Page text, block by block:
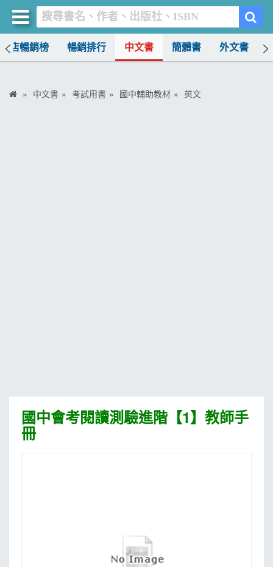
書店暢銷榜 暢銷排行 中文書 簡體書 外文書
中文書 考試用書 國中輔助教材 英文
國中會考閱讀測驗進階【1】教師手
冊
買書網
首頁